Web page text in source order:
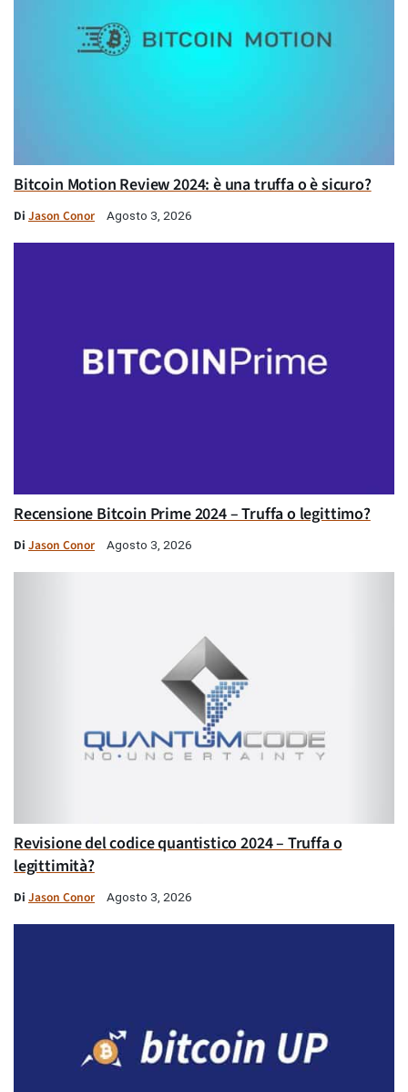
Bitcoin Motion Review 2024: è una truffa o è sicuro?
Di Jason Conor Agosto 3, 2026
Recensione Bitcoin Prime 2024 – Truffa o legittimo?
Di Jason Conor Agosto 3, 2026
Revisione del codice quantistico 2024 – Truffa o
legittimità?
Di Jason Conor Agosto 3, 2026